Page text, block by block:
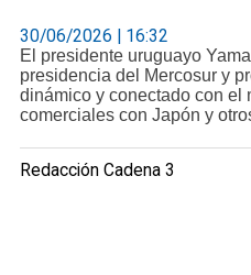
30/06/2026 | 16:32
El presidente uruguayo
presidencia del Mercosur y
dinámico y conectado con el
comerciales con Japón y
Redacción Cadena 3